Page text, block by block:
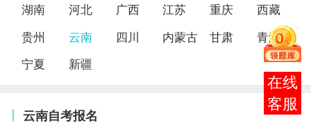
湖南
河北 广西 江苏 重庆
西藏
贵州
云南 四川 内蒙古 甘肃
青海
宁夏
新疆
云南自考报名
报考
咨询